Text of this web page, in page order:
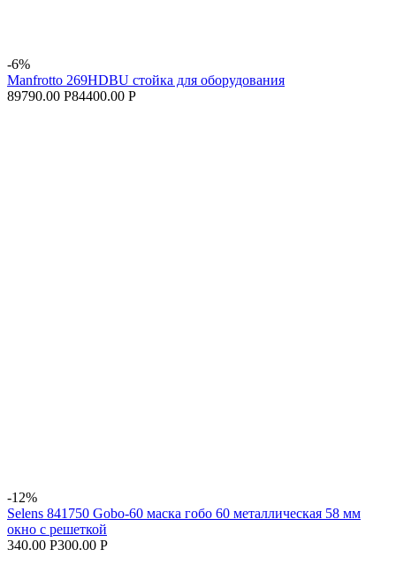
-6%
Manfrotto 269HDBU стойка для оборудования
89790.00 Р84400.00 Р
-12%
Selens 841750 Gobo-60 маска гобо 60 металлическая 58 мм
окно с решеткой
340.00 Р300.00 Р